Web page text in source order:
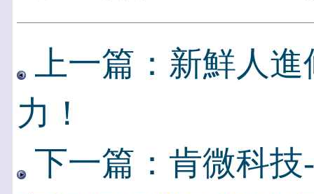
上一篇：新鮮人
力！
下一篇：肯微科技